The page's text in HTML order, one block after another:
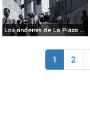
Los andenes de La Plaza de toros Ciudad de México 1950
1 2